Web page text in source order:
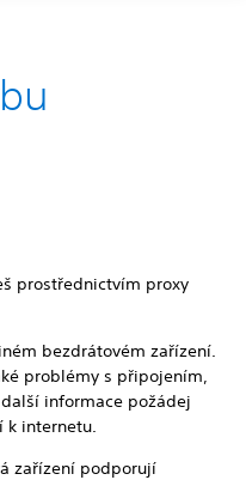
prostřednictvím proxy
bezdrátovém zařízení.
problémy s připojením,
informace požádej
k internetu.
zařízení podporují